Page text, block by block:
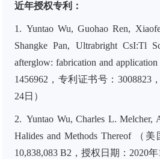
近年授权专利：
1. Yuntao Wu, Guohao Ren,
Shangke Pan, Ultrabright CsI:Tl
afterglow: fabrication and
1456962，专利证书号：3008823
24日）
2. Yuntao Wu, Charles L. Melcher,
Halides and Methods Thereof （
10,838,083 B2，授权日期：2020年